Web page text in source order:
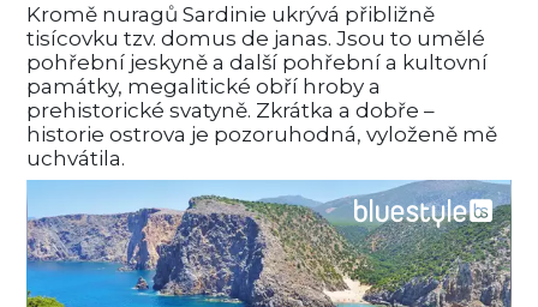
Kromě nuragů Sardinie ukrývá přibližně
tisícovku tzv. domus de janas. Jsou to umělé
pohřební jeskyně a další pohřební a kultovní
památky, megalitické obří hroby a
prehistorické svatyně. Zkrátka a dobře –
historie ostrova je pozoruhodná, vyloženě mě
uchvátila.